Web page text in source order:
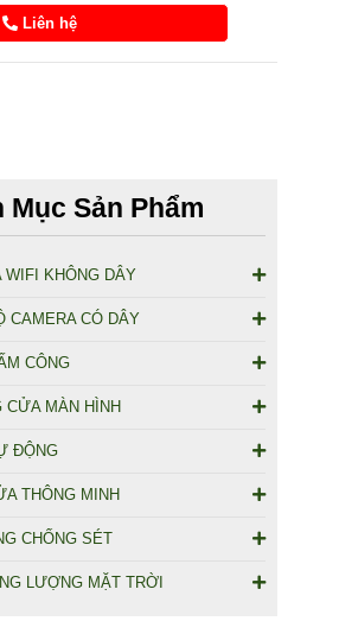
Liên hệ
Mục Sản Phẩm
WIFI KHÔNG DÂY
CAMERA CÓ DÂY
CÔNG
CỬA MÀN HÌNH
ĐỘNG
THÔNG MINH
CHỐNG SÉT
LƯỢNG MẶT TRỜI